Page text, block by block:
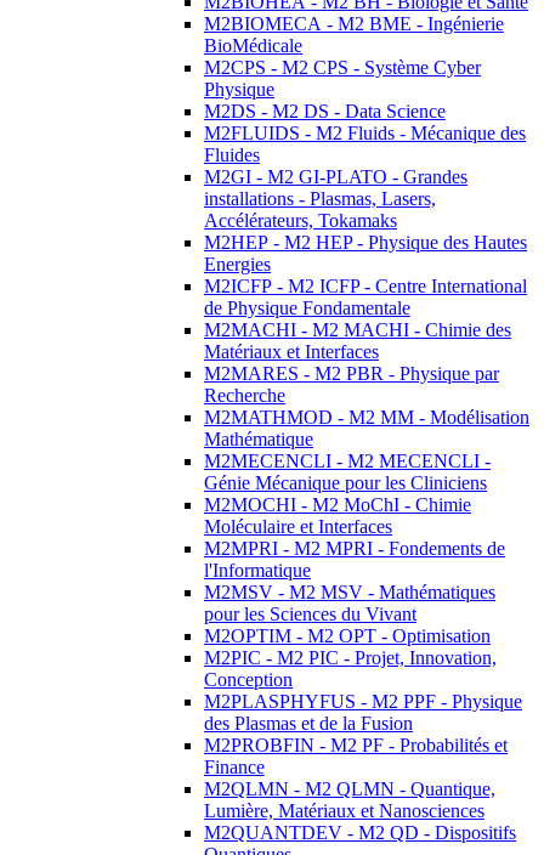
M2BIOMECA - M2 BME - Ingénierie
BioMédicale
M2CPS - M2 CPS - Système Cyber
Physique
M2DS - M2 DS - Data Science
M2FLUIDS - M2 Fluids - Mécanique des
Fluides
M2GI - M2 GI-PLATO - Grandes
installations - Plasmas, Lasers,
Accélérateurs, Tokamaks
M2HEP - M2 HEP - Physique des Hautes
Energies
M2ICFP - M2 ICFP - Centre International
de Physique Fondamentale
M2MACHI - M2 MACHI - Chimie des
Matériaux et Interfaces
M2MARES - M2 PBR - Physique par
Recherche
M2MATHMOD - M2 MM - Modélisation
Mathématique
M2MECENCLI - M2 MECENCLI -
Génie Mécanique pour les Cliniciens
M2MOCHI - M2 MoChI - Chimie
Moléculaire et Interfaces
M2MPRI - M2 MPRI - Fondements de
l'Informatique
M2MSV - M2 MSV - Mathématiques
pour les Sciences du Vivant
M2OPTIM - M2 OPT - Optimisation
M2PIC - M2 PIC - Projet, Innovation,
Conception
M2PLASPHYFUS - M2 PPF - Physique
des Plasmas et de la Fusion
M2PROBFIN - M2 PF - Probabilités et
Finance
M2QLMN - M2 QLMN - Quantique,
Lumière, Matériaux et Nanosciences
M2QUANTDEV - M2 QD - Dispositifs